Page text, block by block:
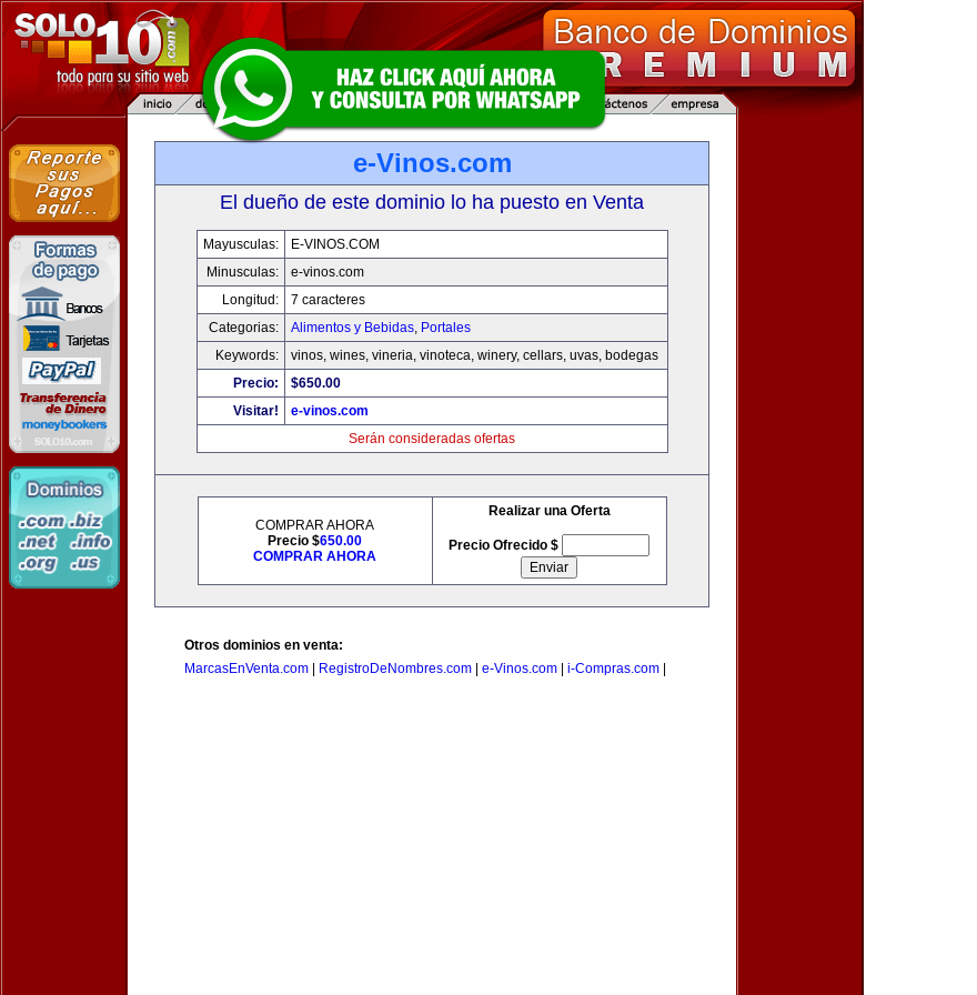
e-Vinos.com
El dueño de este dominio lo ha puesto en Venta
Mayusculas:
E-VINOS.COM
Minusculas:
e-vinos.com
Longitud:
7 caracteres
Categorias:
Alimentos y Bebidas, Portales
Keywords:
vinos, wines, vineria, vinoteca, winery, cellars, uvas, bodegas
Precio:
$650.00
Visitar!
e-vinos.com
Serán consideradas ofertas
COMPRAR AHORA
Precio $650.00
COMPRAR AHORA
Realizar una Oferta
Precio Ofrecido $
Otros dominios en venta:
MarcasEnVenta.com
RegistroDeNombres.com e-Vinos.com i-Compras.com